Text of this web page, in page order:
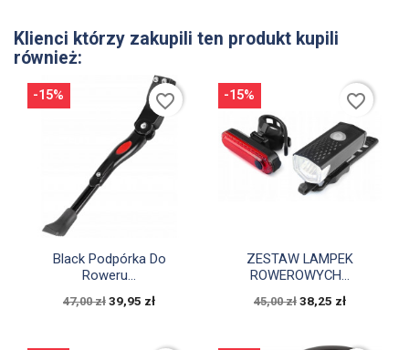
Klienci którzy zakupili ten produkt kupili
również:
Szybki podgląd
Black Podpórka Do
Roweru...
47,00 zł 39,95 zł
-15% favorite_border
Szybki podgląd
ZESTAW LAMPEK
ROWEROWYCH...
45,00 zł 38,25 zł
-15% favorite_border